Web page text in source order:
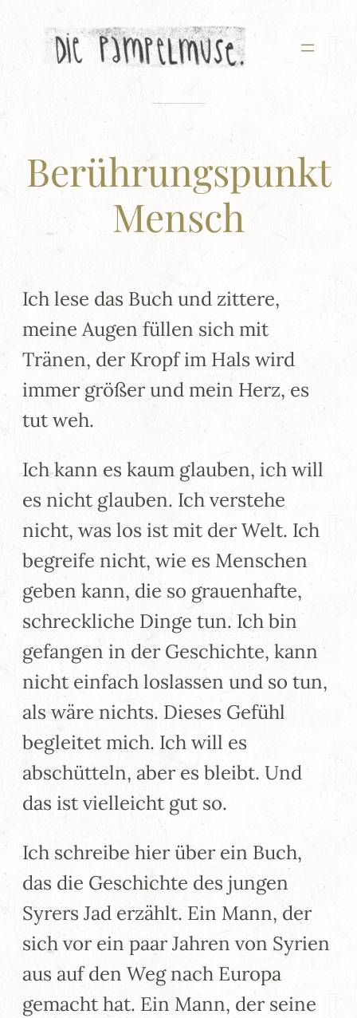
Zum
Inhalt
Berührungspunkt
Mensch
Ich lese das Buch und zittere,
meine Augen füllen sich mit
Tränen, der Kropf im Hals wird
immer größer und mein Herz, es
tut weh.
Ich kann es kaum glauben, ich will
es nicht glauben. Ich verstehe
nicht, was los ist mit der Welt. Ich
begreife nicht, wie es Menschen
geben kann, die so grauenhafte,
schreckliche Dinge tun. Ich bin
gefangen in der Geschichte, kann
nicht einfach loslassen und so tun,
als wäre nichts. Dieses Gefühl
begleitet mich. Ich will es
abschütteln, aber es bleibt. Und
das ist vielleicht gut so.
Ich schreibe hier über ein Buch,
das die Geschichte des jungen
Syrers Jad erzählt. Ein Mann, der
sich vor ein paar Jahren von Syrien
aus auf den Weg nach Europa
gemacht hat. Ein Mann, der seine